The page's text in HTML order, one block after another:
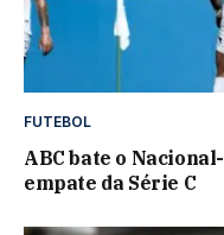
FUTEBOL
ABC bate o
empate da Série C